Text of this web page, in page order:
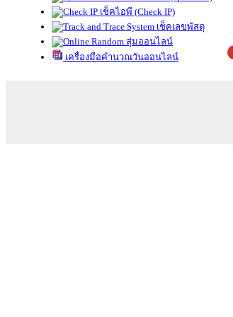
เช็คไอพี (Check IP)
เช็คเลขพัสดุ
สุ่มออนไลน์
เครื่องมือคำนวณวันออนไลน์